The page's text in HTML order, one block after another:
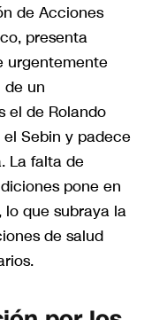
de Acciones
presenta
urgentemente
un
el de Rolando
Sebin y padece
La falta de
pone en
lo que subraya la
de salud